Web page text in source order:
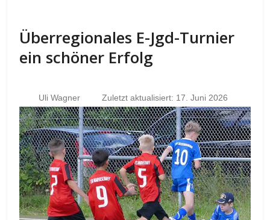
Überregionales E-Jgd-Turnier
ein schöner Erfolg
Uli Wagner Zuletzt aktualisiert: 17. Juni 2026